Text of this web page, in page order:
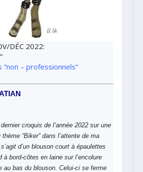
DÉC 2022:
– professionnels”
croquis de l’année 2022 sur une
“Biker” dans l’attente de ma
d’un blouson court à épaulettes
à bord-côtes en laine sur l’encolure
au bas du blouson. Celui-ci se ferme